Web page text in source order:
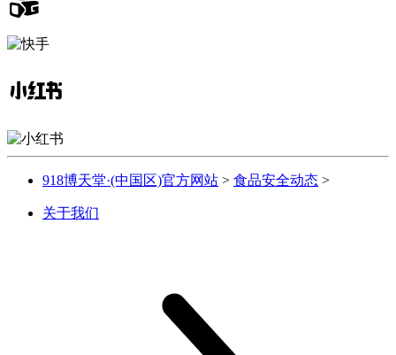
918博天堂·(中国区)官方网站 > 食品安全动态 >
关于我们